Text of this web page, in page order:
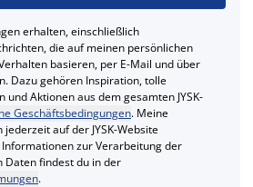
erhalten, einschließlich
die auf meinen persönlichen
basieren, per E-Mail und über
Dazu gehören Inspiration, tolle
und Aktionen aus dem gesamten JYSK-
Geschäftsbedingungen. Meine
auf der JYSK-Website
zur Verarbeitung der
Daten findest du in der
.